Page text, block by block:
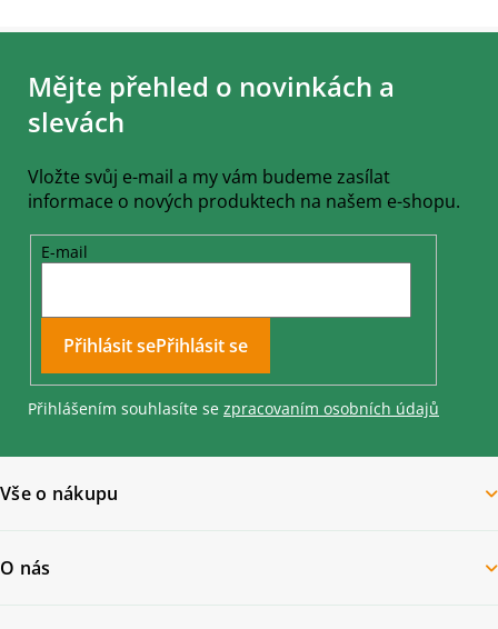
Z
Mějte přehled o novinkách a
slevách
Vložte svůj e-mail a my vám budeme zasílat
informace o nových produktech na našem e-shopu.
E-mail
Přihlásit se
Přihlášením souhlasíte se zpracovaním osobních údajů
Vše o nákupu
O nás